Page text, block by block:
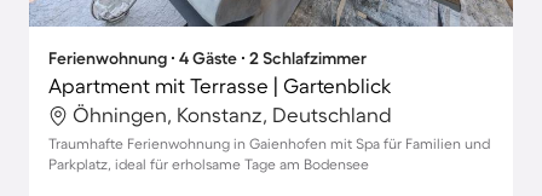
Ferienwohnung ∙ 4 Gäste ∙ 2 Schlafzimmer
Apartment mit Terrasse | Gartenblick
Öhningen, Konstanz, Deutschland
Traumhafte Ferienwohnung in Gaienhofen mit Spa für Familien und
Parkplatz, ideal für erholsame Tage am Bodensee